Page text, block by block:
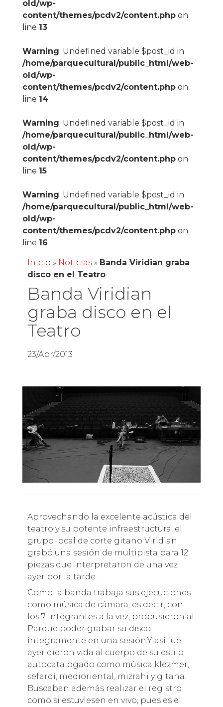
old/wp-
content/themes/pcdv2/content.phpon
line 13
Warning: Undefined variable $post_id in
/home/parquecultural/public_html/web-
old/wp-
content/themes/pcdv2/content.phpon
line 14
Warning: Undefined variable $post_id in
/home/parquecultural/public_html/web-
old/wp-
content/themes/pcdv2/content.phpon
line 15
Warning: Undefined variable $post_id in
/home/parquecultural/public_html/web-
old/wp-
content/themes/pcdv2/content.phpon
line 16
Inicio » Noticias» Banda Viridian graba
disco en el Teatro
Banda Viridian
graba disco en el
Teatro
23/Abr/2013
Aprovechando la excelente acústica del
teatro y su potente infraestructura, el
grupo local de corte gitano Viridian
grabó una sesión de multipista para 12
piezas que interpretaron de una vez
ayer por la tarde.
Como la banda trabaja sus ejecuciones
como música de cámara, es decir, con
los 7 integrantes a la vez, propusieron al
Parque poder grabar su disco
íntegramente en una sesión.Y así fue,
ayer dieron vida al cuerpo de su estilo
autocatalogado como música klezmer,
sefardí, medioriental, mizrahi y gitana.
Buscaban además realizar el registro
como si estuviesen en vivo, pues es el